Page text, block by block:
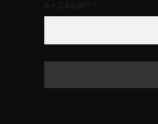
6 + 2 kaçtır? *